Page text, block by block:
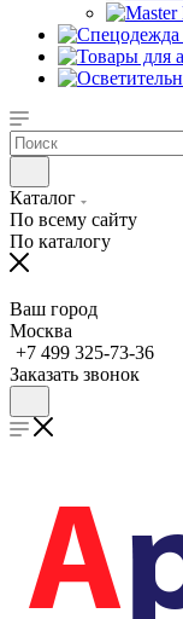
Каталог
По всему сайту
По каталогу
Ваш город
Москва
+7 499 325-73-36
Заказать звонок